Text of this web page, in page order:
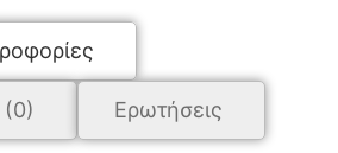
(0) Ερωτήσεις